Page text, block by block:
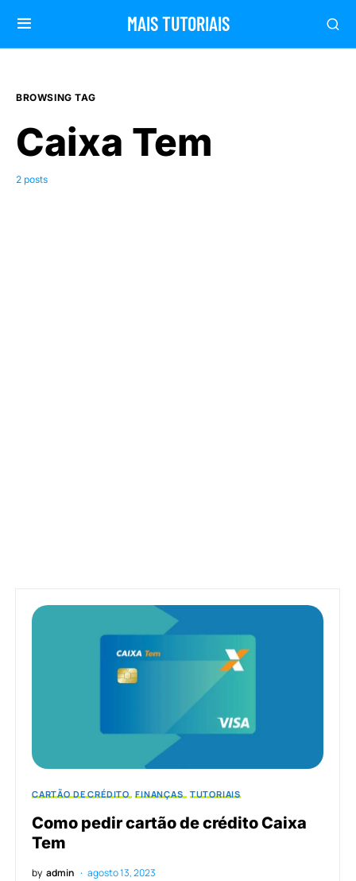
MAIS TUTORIAIS
BROWSING TAG
Caixa Tem
2 posts
CARTÃO DE CRÉDITO FINANÇAS TUTORIAIS
Como pedir cartão de crédito Caixa
Tem
by admin agosto 13, 2023